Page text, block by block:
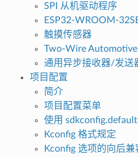
SPI 从机驱动程序
ESP32-WROOM-
触摸传感器
Two-Wire
通用异步接收器/发送
项目配置
简介
项目配置菜单
使用
Kconfig 格式规定
Kconfig 选项的向后兼